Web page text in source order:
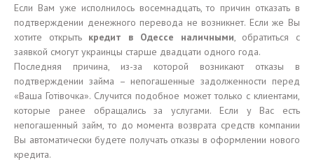
Если Вам уже исполнилось восемнадцать, то причин отказать в
подтверждении денежного перевода не возникнет. Если же Вы
хотите открыть кредит в Одессе наличными, обратиться с
заявкой смогут украинцы старше двадцати одного года.
Последняя причина, из-за которой возникают отказы в
подтверждении займа – непогашенные задолженности перед
«Ваша Готівочка». Случится подобное может только с клиентами,
которые ранее обращались за услугами. Если у Вас есть
непогашенный займ, то до момента возврата средств компании
Вы автоматически будете получать отказы в оформлении нового
кредита.